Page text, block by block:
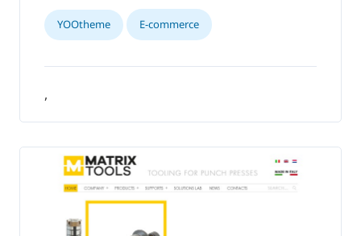
YOOtheme E-commerce
,